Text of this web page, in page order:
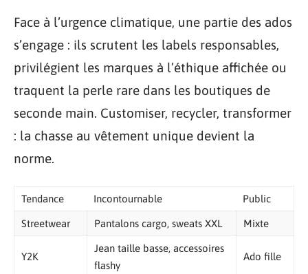
Face à l’urgence climatique, une partie des ados
s’engage : ils scrutent les labels responsables,
privilégient les marques à l’éthique affichée ou
traquent la perle rare dans les boutiques de
seconde main. Customiser, recycler, transformer
: la chasse au vêtement unique devient la
norme.
Tendance Incontournable Public
Streetwear Pantalons cargo, sweats XXL Mixte
Y2K
Jean taille basse, accessoires
flashy
Ado fille